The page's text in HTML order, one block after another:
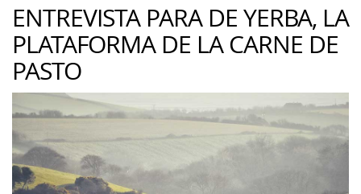
ENTREVISTA PARA DE YERBA, LA
PLATAFORMA DE LA CARNE DE
PASTO